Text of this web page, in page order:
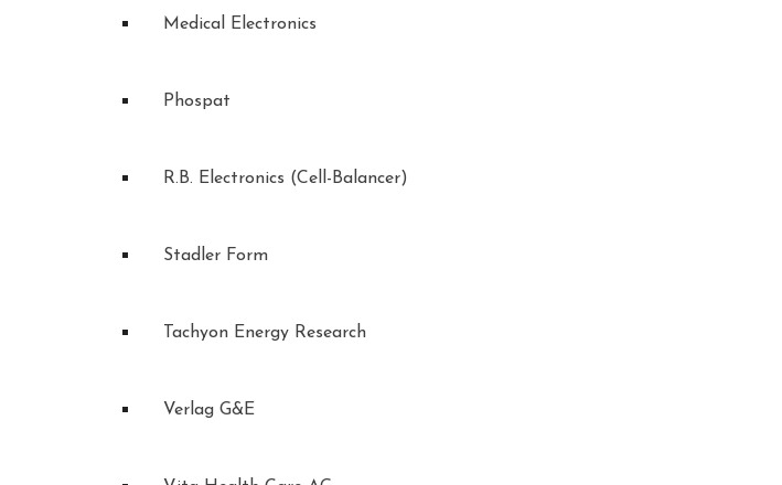
Medical Electronics
Phospat
R.B. Electronics (Cell-Balancer)
Stadler Form
Tachyon Energy Research
Verlag G&E